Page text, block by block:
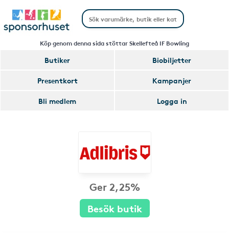
Köp genom denna sida stöttar Skellefteå IF Bowling
Butiker
Biobiljetter
Presentkort
Kampanjer
Bli medlem
Logga in
Ger 2,25%
Besök butik